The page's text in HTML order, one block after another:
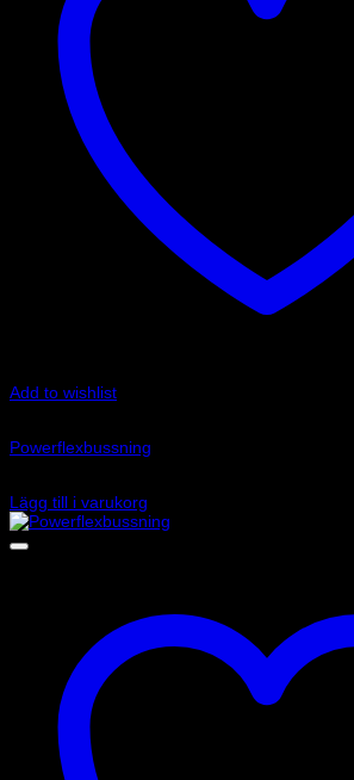
Add to wishlist
Powerflexbussning
Lägg till i varukorg